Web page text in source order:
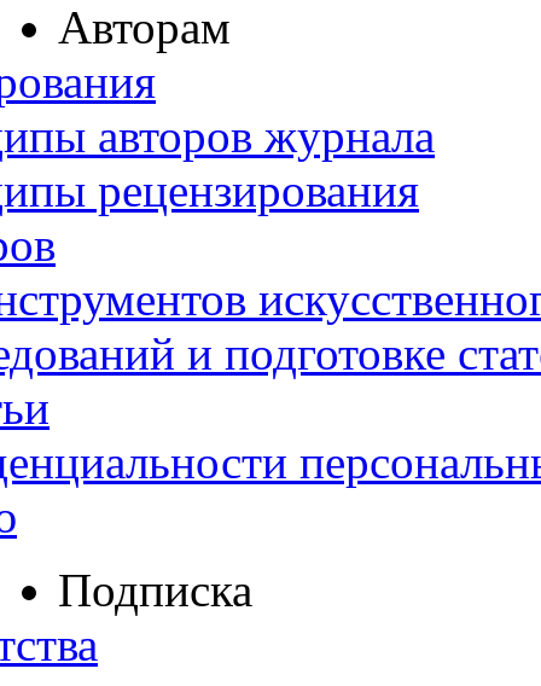
Авторам
авторов журнала
рецензирования
и подготовке
Подписка